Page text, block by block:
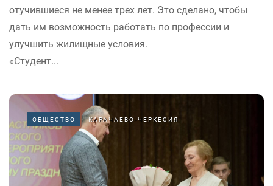
отучившиеся не менее трех лет. Это сделано, чтобы
дать им возможность работать по профессии и
улучшить жилищные условия.
«Студент...
ОБЩЕСТВО КАРАЧАЕВО-ЧЕРКЕСИЯ